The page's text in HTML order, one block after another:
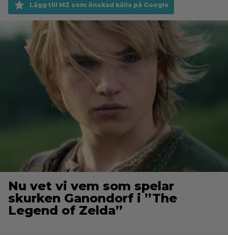
Lägg till MZ som önskad källa på Google
Nu vet vi vem som spelar
skurken Ganondorf i ”The
Legend of Zelda”